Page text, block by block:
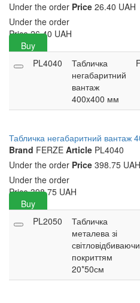
Under the order Price 26.40 UAH
Under the order
Price 26.40 UAH
Buy
PL4040
Табличка
негабаритний
вантаж
400x400 мм
Табличка негабаритний вантаж
Brand FERZE Article PL4040
Under the order Price 398.75 UAH
Under the order
Price 398.75 UAH
Buy
PL2050
Табличка
металева зі
покриттям
20*50см